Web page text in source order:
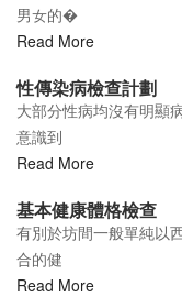
男女的�
Read More
性傳染病檢查計劃
大部分性病均沒有明顯
意識到
Read More
基本健康體格檢查
有別於坊間一般單純以
合的健
Read More